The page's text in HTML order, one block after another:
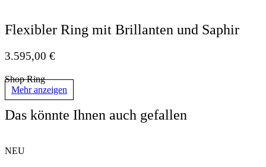
Flexibler Ring mit Brillanten und Saphir
3.595,00 €
Shop Ring
Mehr anzeigen
Das könnte Ihnen auch gefallen
NEU